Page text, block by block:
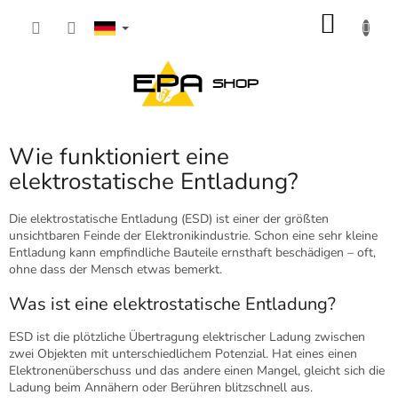
Wie funktioniert eine
elektrostatische Entladung?
Die elektrostatische Entladung (ESD) ist einer der größten
unsichtbaren Feinde der Elektronikindustrie. Schon eine sehr kleine
Entladung kann empfindliche Bauteile ernsthaft beschädigen – oft,
ohne dass der Mensch etwas bemerkt.
Was ist eine elektrostatische Entladung?
ESD ist die plötzliche Übertragung elektrischer Ladung zwischen
zwei Objekten mit unterschiedlichem Potenzial. Hat eines einen
Elektronenüberschuss und das andere einen Mangel, gleicht sich die
Ladung beim Annähern oder Berühren blitzschnell aus.